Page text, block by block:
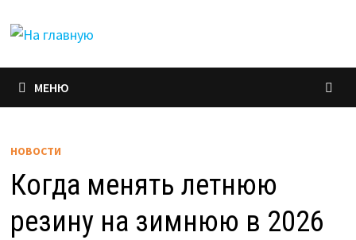
МЕНЮ
НОВОСТИ
Когда менять летнюю
резину на зимнюю в 2026